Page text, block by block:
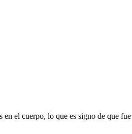
en el cuerpo, lo que es signo de que